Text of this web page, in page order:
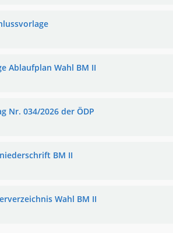
Ablaufplan Wahl BM II
Nr. 034/2026 der ÖDP
BM II
Wahl BM II